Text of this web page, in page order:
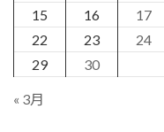
15
16 17
22
23 24
29
30
« 3月